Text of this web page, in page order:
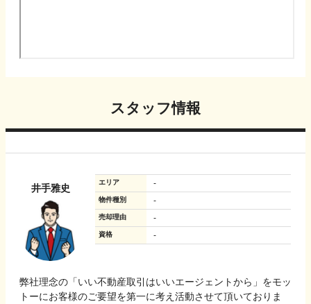
スタッフ情報
井手雅史
エリア -
物件種別 -
売却理由 -
資格 -
弊社理念の「いい不動産取引はいいエージェントから」をモッ
トーにお客様のご要望を第一に考え活動させて頂いておりま